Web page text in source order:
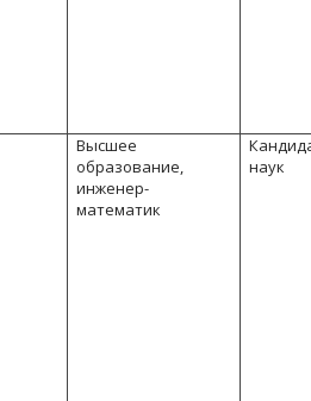
Высшее
образование,
инженер-
математик
наук